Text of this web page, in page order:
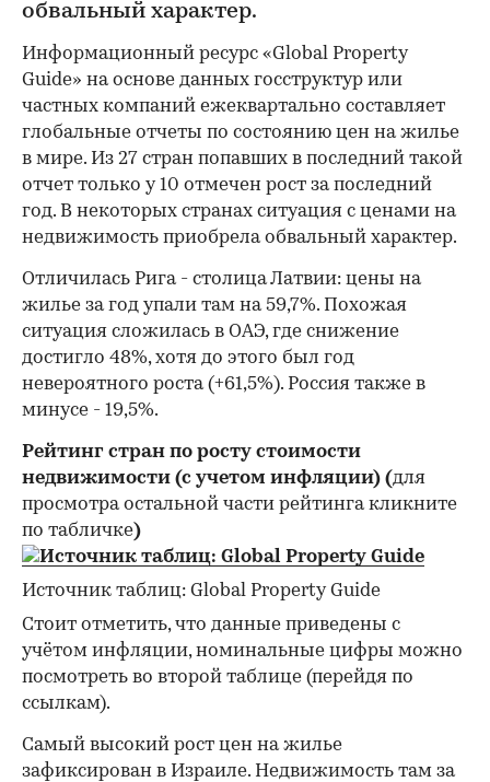
обвальный характер.
Информационный ресурс «Global Property
Guide» на основе данных госструктур или
частных компаний ежеквартально составляет
глобальные отчеты по состоянию цен на жилье
в мире. Из 27 стран попавших в последний такой
отчет только у 10 отмечен рост за последний
год. В некоторых странах ситуация с ценами на
недвижимость приобрела обвальный характер.
Отличилась Рига - столица Латвии: цены на
жилье за год упали там на 59,7%. Похожая
ситуация сложилась в ОАЭ, где снижение
достигло 48%, хотя до этого был год
невероятного роста (+61,5%). Россия также в
минусе - 19,5%.
Рейтинг стран по росту стоимости
недвижимости (с учетом инфляции) (для
просмотра остальной части рейтинга кликните
по табличке)
Источник таблиц: Global Property Guide
Стоит отметить, что данные приведены с
учётом инфляции, номинальные цифры можно
посмотреть во второй таблице (перейдя по
ссылкам).
Самый высокий рост цен на жилье
зафиксирован в Израиле. Недвижимость там за